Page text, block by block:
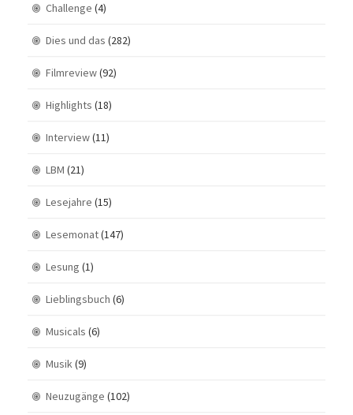
Challenge (4)
Dies und das (282)
Filmreview(92)
Highlights (18)
Interview(11)
LBM (21)
Lesejahre (15)
Lesemonat(147)
Lesung (1)
Lieblingsbuch (6)
Musicals (6)
Musik(9)
Neuzugänge (102)